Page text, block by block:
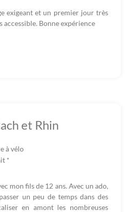
exigeant et un premier jour très
Bonne expérience
et Rhin
à vélo
*
mon fils de 12 ans. Avec un ado,
un peu de temps dans des
en amont les nombreuses